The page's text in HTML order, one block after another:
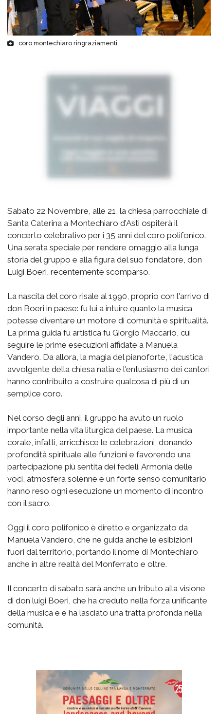
coro montechiaro ringraziamenti
Sabato 22 Novembre, alle 21, la chiesa parrocchiale di
Santa Caterina a Montechiaro d'Asti ospiterà il
concerto celebrativo per i 35 anni del coro polifonico.
Una serata speciale per rendere omaggio alla lunga
storia del gruppo e alla figura del suo fondatore, don
Luigi Boeri, recentemente scomparso.
La nascita del coro risale al 1990, proprio con l'arrivo di
don Boeri in paese: fu lui a intuire quanto la musica
potesse diventare un motore di comunità e spiritualità.
La prima guida fu artistica fu Giorgio Maccario, cui
seguire le prime esecuzioni affidate a Manuela
Vandero. Da allora, la magia del pianoforte, l'acustica
avvolgente della chiesa natia e l'entusiasmo dei cantori
hanno contribuito a costruire qualcosa di più di un
semplice coro.
Nel corso degli anni, il gruppo ha avuto un ruolo
importante nella vita liturgica del paese. La musica
corale, infatti, arricchisce le celebrazioni, donando
profondità spirituale alle funzioni e favorendo una
partecipazione più sentita dei fedeli. Armonia delle
voci, atmosfera solenne e un forte senso comunitario
hanno reso ogni esecuzione un momento di incontro
con il sacro.
Oggi il coro polifonico è diretto e organizzato da
Manuela Vandero, che ne guida anche le esibizioni
fuori dal territorio, portando il nome di Montechiaro
anche in altre realtà del Monferrato e oltre.
Il concerto di sabato sarà anche un tributo alla visione
di don luigi Boeri, che ha creduto nella forza unificante
della musica e e ha lasciato una tratta profonda nella
comunità.